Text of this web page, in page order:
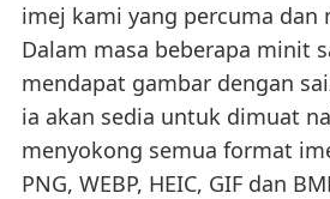
imej kami yang percuma dan
Dalam masa beberapa minit
mendapat gambar dengan
ia akan sedia untuk dimuat
menyokong semua format
PNG, WEBP, HEIC, GIF dan